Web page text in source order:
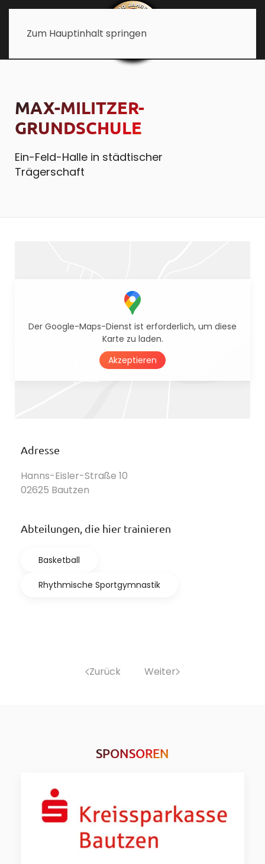
Zum Hauptinhalt springen
MAX-MILITZER-
GRUNDSCHULE
Ein-Feld-Halle in städtischer
Trägerschaft
Der Google-Maps-Dienst ist erforderlich, um diese
Karte zu laden.
Akzeptieren
Adresse
Hanns-Eisler-Straße 10
02625 Bautzen
Abteilungen, die hier trainieren
Basketball
Rhythmische Sportgymnastik
Zurück Weiter
SPONSOREN